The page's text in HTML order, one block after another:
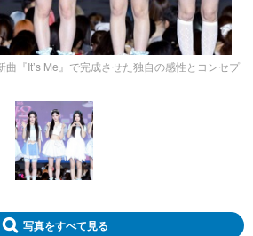
曲『It’s Me』で完成させた独自の感性とコンセプ
写真をすべて見る